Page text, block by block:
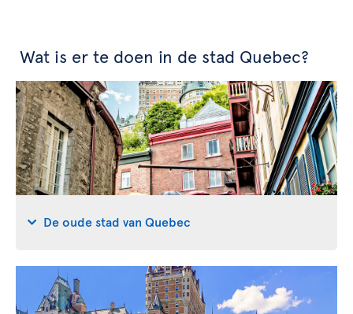
Wat is er te doen in de stad Quebec?
De oude stad van Quebec